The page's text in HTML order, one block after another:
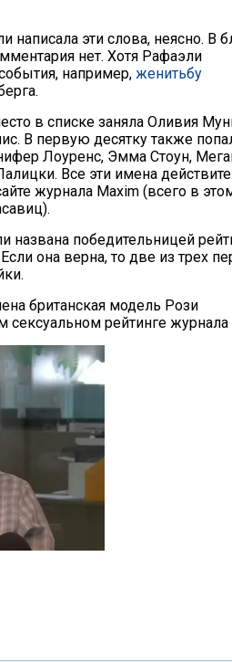
написала эти слова, неясно. В
нет. Хотя Рафаэли
например, женитьбу
в списке заняла Оливия
В первую десятку также
Лоуренс, Эмма Стоун,
Все эти имена
журнала Maxim (всего в
победительницей
она верна, то две из трех
британская модель Рози
сексуальном рейтинге журнала